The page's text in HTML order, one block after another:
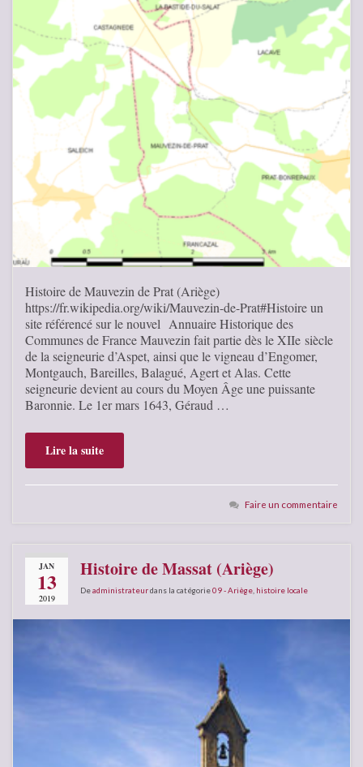
Histoire de Mauvezin de Prat (Ariège)
https://fr.wikipedia.org/wiki/Mauvezin-de-Prat#Histoire un
site référencé sur le nouvel Annuaire Historique des
Communes de France Mauvezin fait partie dès le XIIe siècle
de la seigneurie d’Aspet, ainsi que le vigneau d’Engomer,
Montgauch, Bareilles, Balagué, Agert et Alas. Cette
seigneurie devient au cours du Moyen Âge une puissante
Baronnie. Le 1er mars 1643, Géraud …
Lire la suite
Faire un commentaire
JAN
13
2019
Histoire de Massat (Ariège)
Deadministrateurdans la catégorie09 - Ariège histoire locale